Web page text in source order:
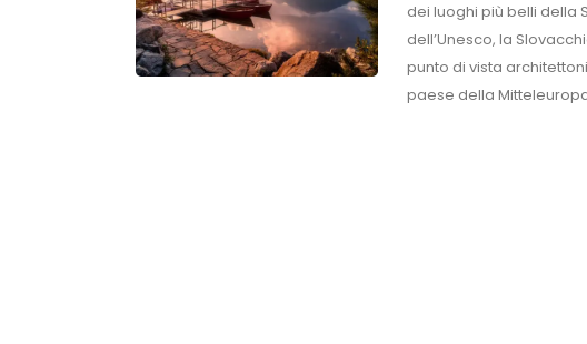
dei luoghi più belli della
dell’Unesco, la
punto di vista
paese della